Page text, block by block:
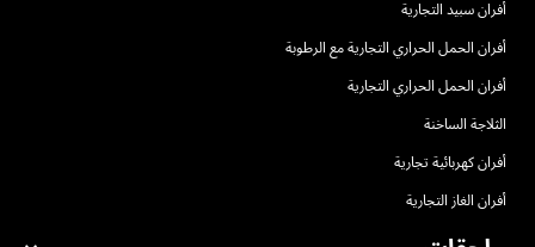
أفران سبيد التجارية
أفران الحمل الحراري التجارية مع الرطوبة
أفران الحمل الحراري التجارية
الثلاجة الساخنة
أفران كهربائية تجارية
أفران الغاز التجارية